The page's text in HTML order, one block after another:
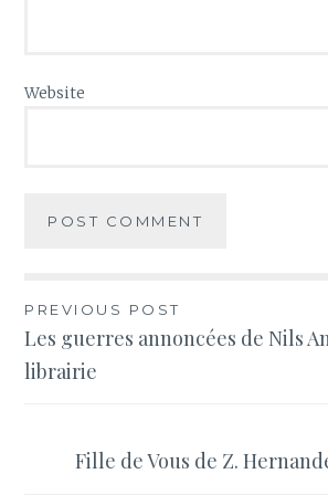
Website
Post
navigation
PREVIOUS POST
Les guerres annoncées de Nils
librairie
Fille de Vous de Z.